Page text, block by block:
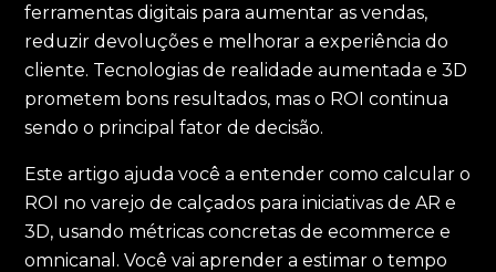
ferramentas digitais para aumentar as vendas,
reduzir devoluções e melhorar a experiência do
cliente. Tecnologias de realidade aumentada e 3D
prometem bons resultados, mas o ROI continua
sendo o principal fator de decisão.
Este artigo ajuda você a entender como calcular o
ROI no varejo de calçados para iniciativas de AR e
3D, usando métricas concretas de ecommerce e
omnicanal. Você vai aprender a estimar o tempo